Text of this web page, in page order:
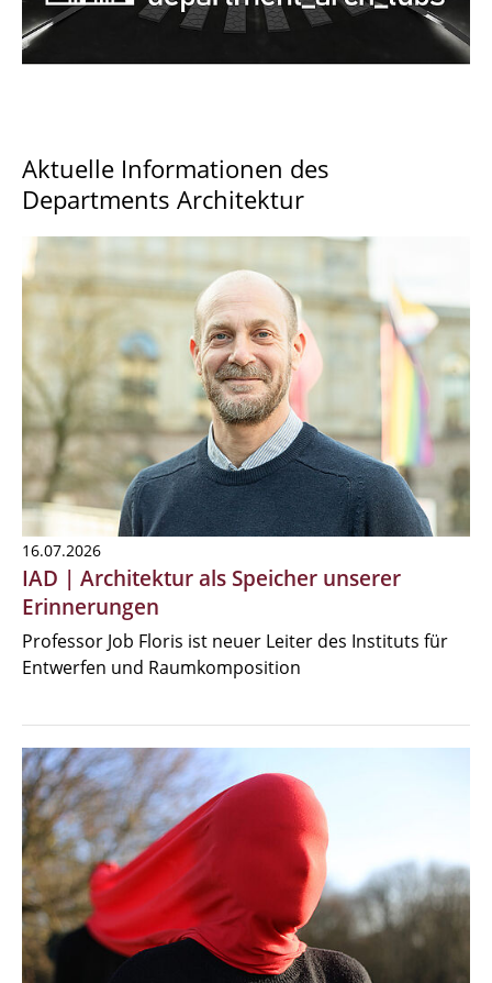
Aktuelle Informationen des
Departments Architektur
16.07.2026
IAD | Architektur als Speicher unserer
Erinnerungen
Professor Job Floris ist neuer Leiter des Instituts für
Entwerfen und Raumkomposition